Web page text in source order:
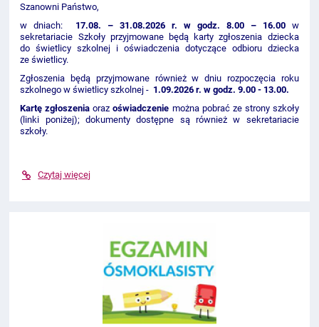
Szanowni Państwo,
w dniach: 17.08. – 31.08.2026 r. w godz. 8.00 – 16.00w
sekretariacie Szkoły przyjmowane będą karty zgłoszenia dziecka
do świetlicy szkolnej i oświadczenia dotyczące odbioru dziecka
ze świetlicy.
Zgłoszenia będą przyjmowane również w dniu rozpoczęcia roku
szkolnego w świetlicy szkolnej - 1 .09.2026 r. w godz. 9.00 - 13.00.
Kartę zgłoszenia orazoświadczenie można pobrać ze strony szkoły
(linki poniżej); dokumenty dostępne są również w sekretariacie
szkoły.
Czytaj więcej